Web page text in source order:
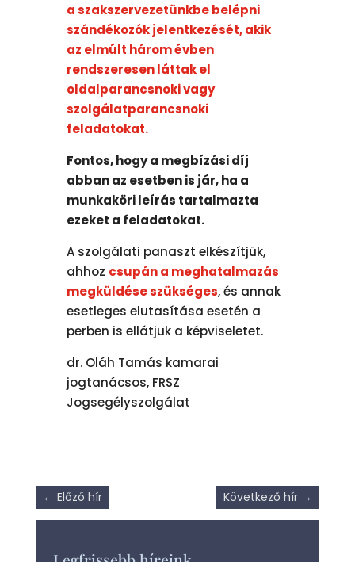
a szakszervezetünkbe belépni
szándékozók jelentkezését, akik
az elmúlt három évben
rendszeresen láttak el
oldalparancsnoki vagy
szolgálatparancsnoki
feladatokat.
Fontos, hogy a megbízási díj
abban az esetben is jár, ha a
munkaköri leírás tartalmazta
ezeket a feladatokat.
A szolgálati panaszt elkészítjük,
ahhoz csupán a meghatalmazás
megküldése szükséges, és annak
esetleges elutasítása esetén a
perben is ellátjuk a képviseletet.
dr. Oláh Tamás kamarai
jogtanácsos, FRSZ
Jogsegélyszolgálat
← Előző hír Következő hír →